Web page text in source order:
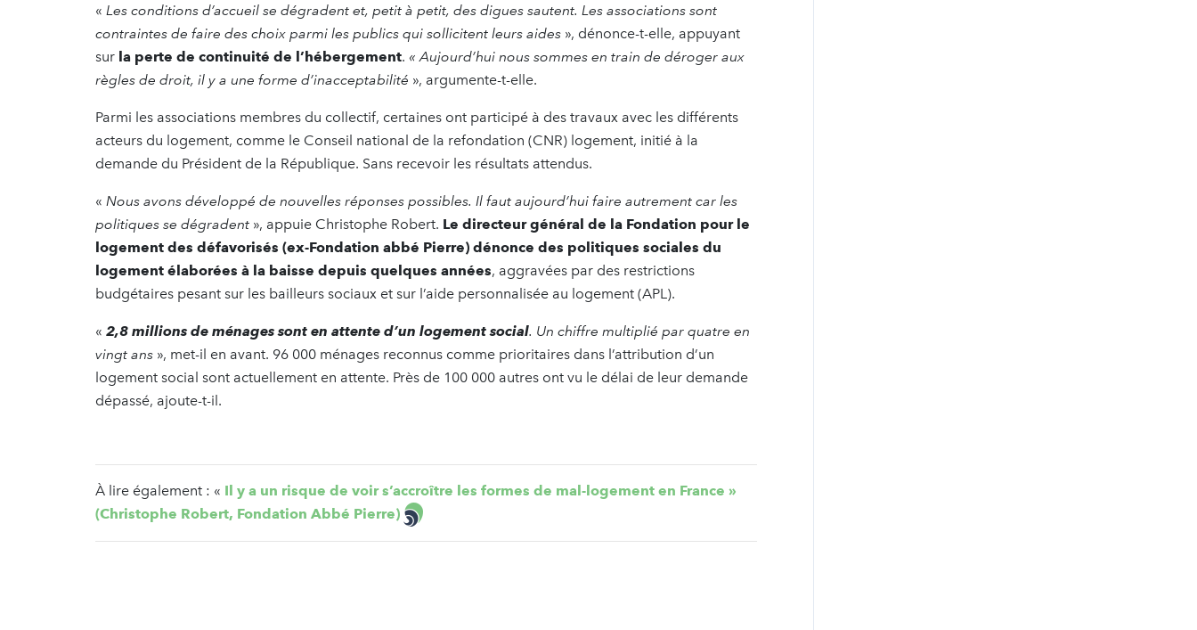
« Les conditions d’accueil se dégradent et, petit à petit, des digues sautent. Les associations sont
contraintes de faire des choix parmi les publics qui sollicitent leurs aides », dénonce-t-elle, appuyant
sur la perte de continuité de l’hébergement. « Aujourd’hui nous sommes en train de déroger aux
règles de droit, il y a une forme d’inacceptabilité », argumente-t-elle.
Parmi les associations membres du collectif, certaines ont participé à des travaux avec les différents
acteurs du logement, comme le Conseil national de la refondation (CNR) logement, initié à la
demande du Président de la République. Sans recevoir les résultats attendus.
« Nous avons développé de nouvelles réponses possibles. Il faut aujourd’hui faire autrement car les
politiques se dégradent », appuie Christophe Robert. Le directeur général de la Fondation pour le
logement des défavorisés (ex-Fondation abbé Pierre) dénonce des politiques sociales du
logement élaborées à la baisse depuis quelques années, aggravées par des restrictions
budgétaires pesant sur les bailleurs sociaux et sur l’aide personnalisée au logement (APL).
« 2,8 millions de ménages sont en attente d’un logement social. Un chiffre multiplié par quatre en
vingt ans », met-il en avant. 96 000 ménages reconnus comme prioritaires dans l’attribution d’un
logement social sont actuellement en attente. Près de 100 000 autres ont vu le délai de leur demande
dépassé, ajoute-t-il.
À lire également : « Il y a un risque de voir s’accroître les formes de mal-logement en France »
(Christophe Robert, Fondation Abbé Pierre)